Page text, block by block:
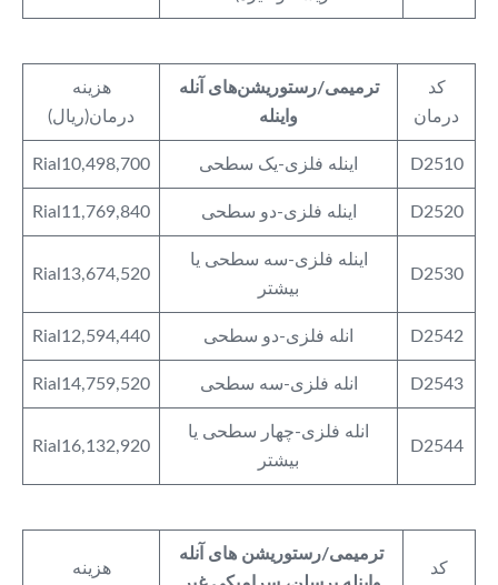
کد
درمان
ترمیمی/رستوریشن‌های آنله
واینله
هزینه
درمان(ریال)
D2510 اینله فلزی-یک سطحی Rial10,498,700
D2520 اینله فلزی-دو سطحی Rial11,769,840
D2530
اینله فلزی-سه سطحی یا
بیشتر
Rial13,674,520
D2542 انله فلزی-دو سطحی Rial12,594,440
D2543 انله فلزی-سه سطحی Rial14,759,520
D2544
انله فلزی-چهار سطحی یا
بیشتر
Rial16,132,920
کد
ترمیمی/رستوریشن های آنله
هزینه